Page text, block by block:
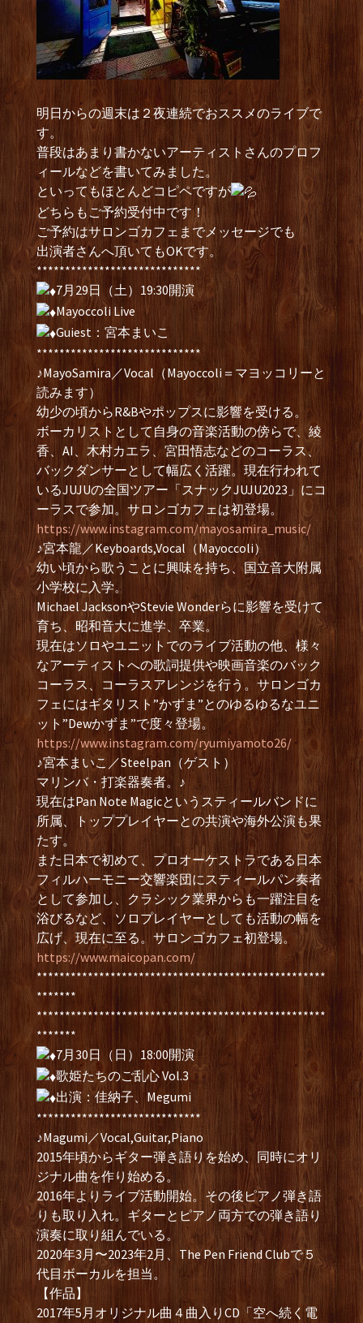
明日からの週末は２夜連続でおススメのライブで
す。
普段はあまり書かないアーティストさんのプロフ
ィールなどを書いてみました。
といってもほとんどコピペですが
どちらもご予約受付中です！
ご予約はサロンゴカフェまでメッセージでも
出演者さんへ頂いてもOKです。
*****************************
7月29日（土）19:30開演
Mayoccoli Live
Guiest：宮本まいこ
*****************************
♪MayoSamira／Vocal（Mayoccoli＝マヨッコリーと
読みます）
幼少の頃からR&Bやポップスに影響を受ける。
ボーカリストとして自身の音楽活動の傍らで、綾
香、AI、木村カエラ、宮田悟志などのコーラス、
バックダンサーとして幅広く活躍。現在行われて
いるJUJUの全国ツアー「スナックJUJU2023」にコ
ーラスで参加。サロンゴカフェは初登場。
https://www.instagram.com/mayosamira_music/
♪宮本龍／Keyboards,Vocal（Mayoccoli）
幼い頃から歌うことに興味を持ち、国立音大附属
小学校に入学。
Michael JacksonやStevie Wonderらに影響を受けて
育ち、昭和音大に進学、卒業。
現在はソロやユニットでのライブ活動の他、様々
なアーティストへの歌詞提供や映画音楽のバック
コーラス、コーラスアレンジを行う。サロンゴカ
フェにはギタリスト”かずま”とのゆるゆるなユニ
ット”Dewかずま”で度々登場。
https://www.instagram.com/ryumiyamoto26/
♪宮本まいこ／Steelpan（ゲスト）
マリンバ・打楽器奏者。♪
現在はPan Note Magicというスティールバンドに
所属、トッププレイヤーとの共演や海外公演も果
たす。
また日本で初めて、プロオーケストラである日本
フィルハーモニー交響楽団にスティールパン奏者
として参加し、クラシック業界からも一躍注目を
浴びるなど、ソロプレイヤーとしても活動の幅を
広げ、現在に至る。サロンゴカフェ初登場。
https://www.maicopan.com/
***************************************************
*******
***************************************************
*******
7月30日（日）18:00開演
歌姫たちのご乱心 Vol.3
出演：佳納子、Megumi
*****************************
♪Magumi／Vocal,Guitar,Piano
2015年頃からギター弾き語りを始め、同時にオリ
ジナル曲を作り始める。
2016年よりライブ活動開始。その後ピアノ弾き語
りも取り入れ。ギターとピアノ両方での弾き語り
演奏に取り組んでいる。
2020年3月〜2023年2月、The Pen Friend Clubで５
代目ボーカルを担当。
【作品】
2017年5月オリジナル曲４曲入りCD「空へ続く電